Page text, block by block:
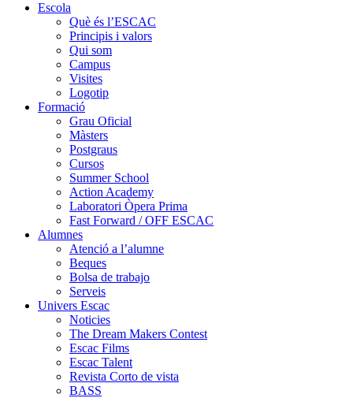
Escola
Què és l’ESCAC
Principis i valors
Qui som
Campus
Visites
Logotip
Formació
Grau Oficial
Màsters
Postgraus
Cursos
Summer School
Action Academy
Laboratori Òpera Prima
Fast Forward / OFF ESCAC
Alumnes
Atenció a l’alumne
Beques
Bolsa de trabajo
Serveis
Univers Escac
Noticies
The Dream Makers Contest
Escac Films
Escac Talent
Revista Corto de vista
BASS